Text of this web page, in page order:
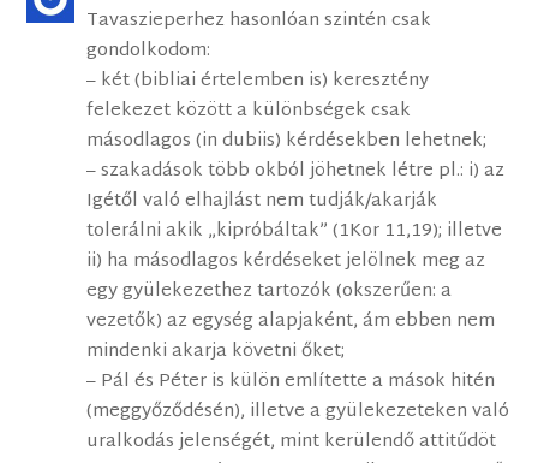
Tavaszieperhez hasonlóan szintén csak
gondolkodom:
– két (bibliai értelemben is) keresztény
felekezet között a különbségek csak
másodlagos (in dubiis) kérdésekben lehetnek;
– szakadások több okból jöhetnek létre pl.: i) az
Igétől való elhajlást nem tudják/akarják
tolerálni akik „kipróbáltak” (1Kor 11,19); illetve
ii) ha másodlagos kérdéseket jelölnek meg az
egy gyülekezethez tartozók (okszerűen: a
vezetők) az egység alapjaként, ám ebben nem
mindenki akarja követni őket;
– Pál és Péter is külön említette a mások hitén
(meggyőződésén), illetve a gyülekezeteken való
uralkodás jelenségét, mint kerülendő attitűdöt